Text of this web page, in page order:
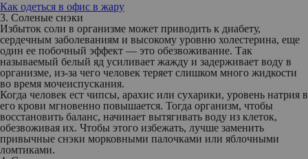
Как одеться в офис в жару
3. Соленые снэки
Избыток соли в организме может приводить к диабету,
сердечным заболеваниям и высокому уровню холестерина, еще
один ее побочный эффект — это обезвоживание. Так
называемый белый яд усиливает жажду и задерживает воду в
организме, из-за чего человек теряет слишком много жидкости
во время мочеиспускания.
Когда человек ест чипсы, арахис или сухарики, уровень натрия в
его крови мгновенно повышается. Тогда организм, чтобы
восстановить баланс, начинает вытягивать воду из клеток,
обезвоживая их. Чтобы этого избежать, лучше заменить
привычные снэки морковными палочками или яблочными
ломтиками.